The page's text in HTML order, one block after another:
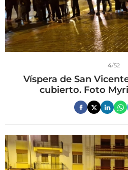
4/52
Víspera de San
cubierto. Foto